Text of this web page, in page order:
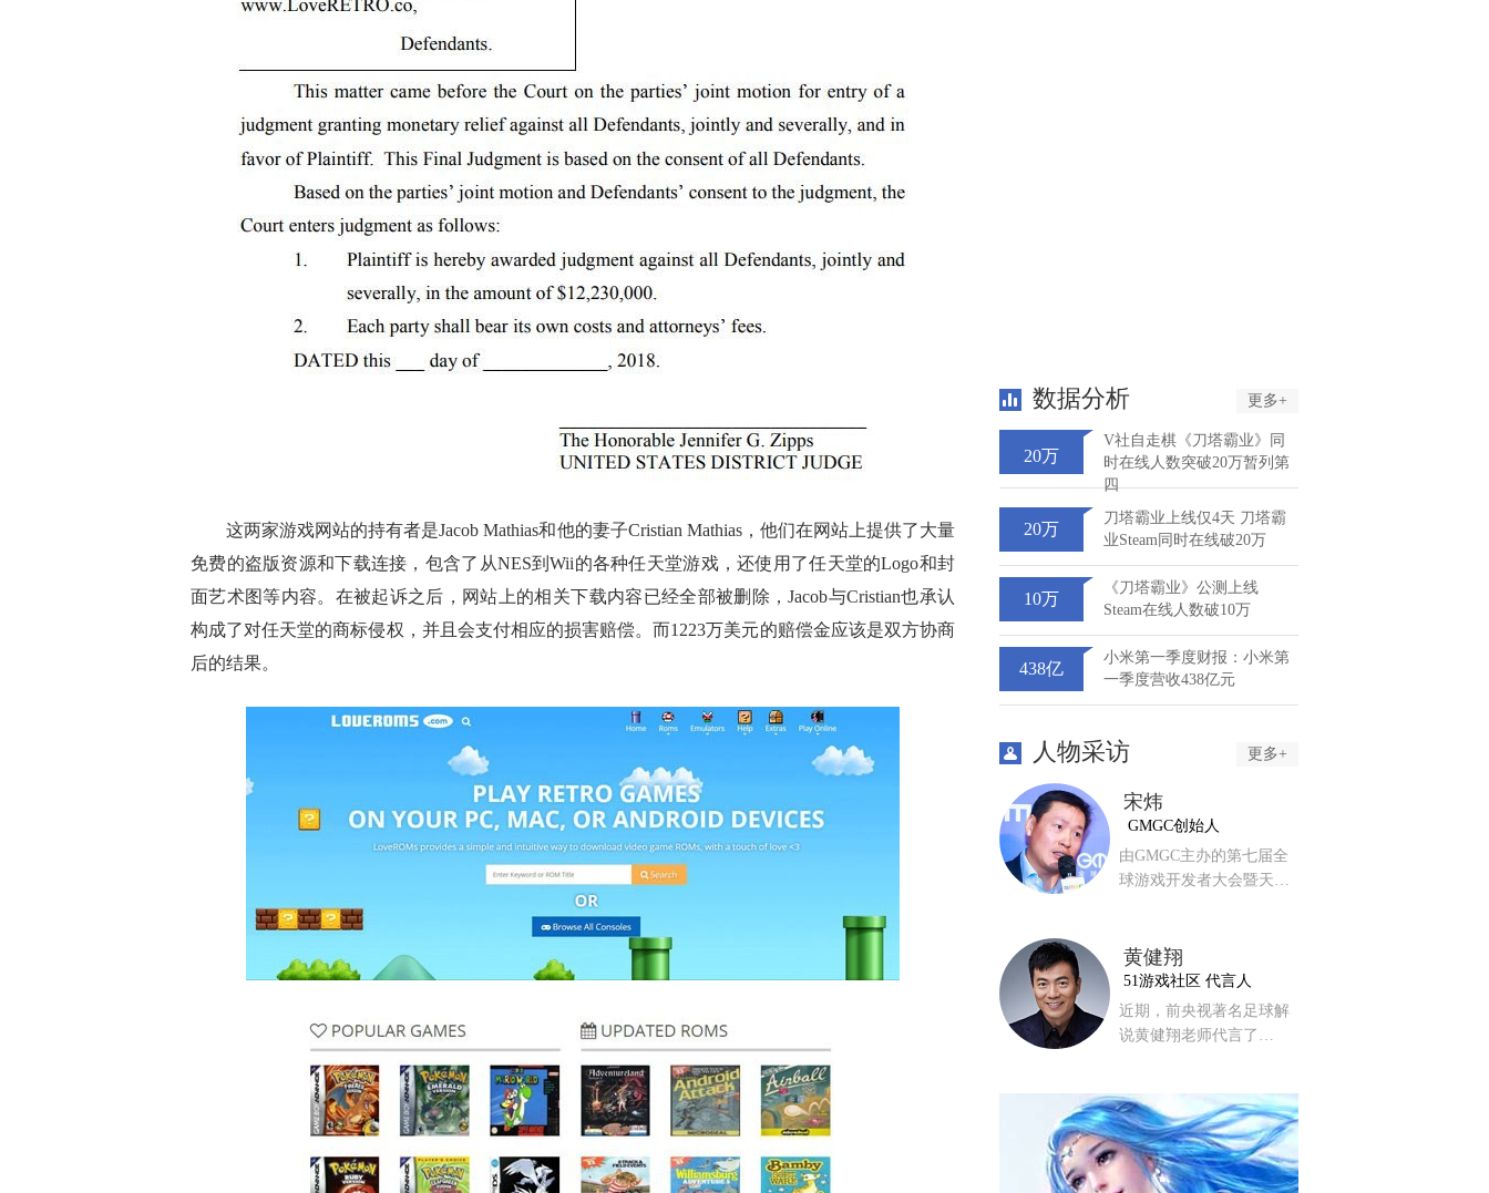
这两家游戏网站的持有者是Jacob Mathias和他的妻子Cristian Mathias，他们在网站上提供了大量
免费的盗版资源和下载连接，包含了从NES到Wii的各种任天堂游戏，还使用了任天堂的Logo和封
面艺术图等内容。在被起诉之后，网站上的相关下载内容已经全部被删除，Jacob与Cristian也承认
构成了对任天堂的商标侵权，并且会支付相应的损害赔偿。而1223万美元的赔偿金应该是双方协商
后的结果。
数据分析 更多+
20万
V社自走棋《刀塔霸业》同
时在线人数突破20万暂列第
四
20万
刀塔霸业上线仅4天 刀塔霸
业Steam同时在线破20万
10万
《刀塔霸业》公测上线
Steam在线人数破10万
438亿
小米第一季度财报：小米第
一季度营收438亿元
人物采访 更多+
宋炜
GMGC创始人
由GMGC主办的第七届全
球游戏开发者大会暨天…
黄健翔
51游戏社区 代言人
近期，前央视著名足球解
说黄健翔老师代言了…